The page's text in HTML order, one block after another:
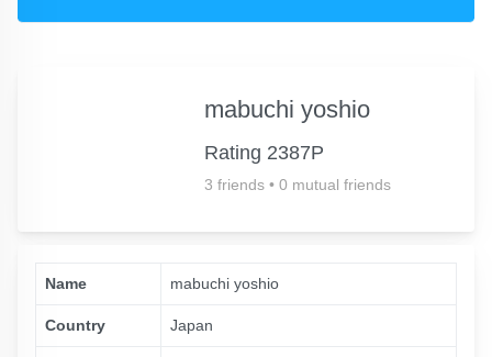
mabuchi yoshio
Rating 2387P
3 friends • 0 mutual friends
Name mabuchi yoshio
Country Japan